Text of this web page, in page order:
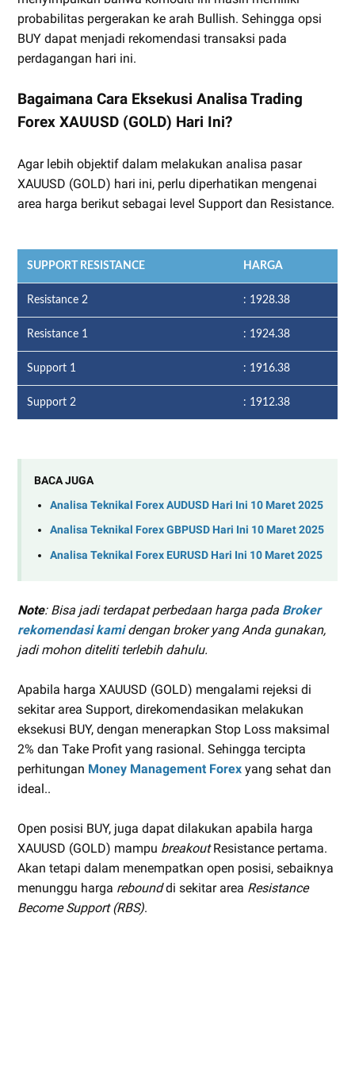
probabilitas pergerakan ke arah Bullish. Sehingga opsi
BUY dapat menjadi rekomendasi transaksi pada
perdagangan hari ini.
Bagaimana Cara Eksekusi Analisa Trading
Forex XAUUSD (GOLD) Hari Ini?
Agar lebih objektif dalam melakukan analisa pasar
XAUUSD (GOLD) hari ini, perlu diperhatikan mengenai
area harga berikut sebagai level Support dan Resistance.
SUPPORT RESISTANCE HARGA
Resistance 2 : 1928.38
Resistance 1 : 1924.38
Support 1 : 1916.38
Support 2 : 1912.38
BACA JUGA
Analisa Teknikal Forex AUDUSD Hari Ini 10 Maret 2025
Analisa Teknikal Forex GBPUSD Hari Ini 10 Maret 2025
Analisa Teknikal Forex EURUSD Hari Ini 10 Maret 2025
Note: Bisa jadi terdapat perbedaan harga pada Broker
rekomendasi kamidengan broker yang Anda gunakan,
jadi mohon diteliti terlebih dahulu.
Apabila harga XAUUSD (GOLD) mengalami rejeksi di
sekitar area Support, direkomendasikan melakukan
eksekusi BUY, dengan menerapkan Stop Loss maksimal
2% dan Take Profit yang rasional. Sehingga tercipta
perhitungan Money Management Forex yang sehat dan
ideal..
Open posisi BUY, juga dapat dilakukan apabila harga
XAUUSD (GOLD) mampu breakoutResistance pertama.
Akan tetapi dalam menempatkan open posisi, sebaiknya
menunggu harga rebounddi sekitar area Resistance
Become Support (RBS).